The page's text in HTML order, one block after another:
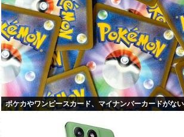
ポケカやワンピースカード、マイナンバーカードがな